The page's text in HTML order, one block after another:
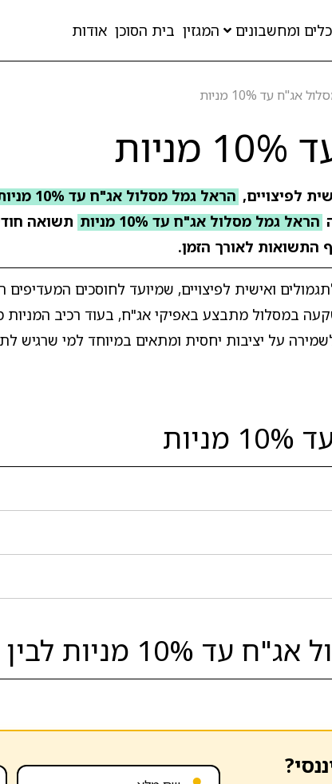
כלים ומחשבונים המגזין בית הסוכן אודות
עד 10% מניות
לפיצויים, הראל גמל מסלול אג"ח עד 10% מניות 762
הראל גמל מסלול אג"ח עד 10% מניות תשואה
התשואות לאורך הזמן.
בקופת גמל לתגמולים ואישית לפיצויים, שמיועד לחוסכים
על יציבות יחסית ומתאים במיוחד למי שרגיש
בסגמנט: